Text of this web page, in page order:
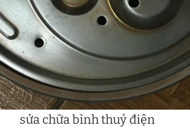
sửa chữa bình thuỷ điện